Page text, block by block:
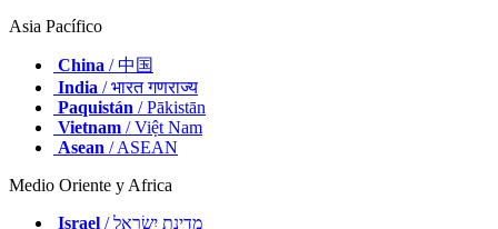
Asia Pacífico
China / 中国
India / भारत गणराज्य
Paquistán / Pākistān
Vietnam / Việt Nam
Asean / ASEAN
Medio Oriente y Africa
Israel
/ מְדִינַת יִשְׂרָאֵל